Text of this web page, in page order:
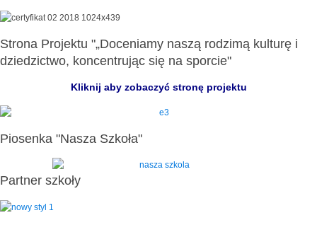
Strona Projektu "„Doceniamy naszą rodzimą kulturę i
dziedzictwo, koncentrując się na sporcie"
Kliknij aby zobaczyć stronę projektu
Piosenka "Nasza Szkoła"
Partner szkoły